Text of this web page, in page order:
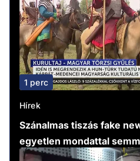
1 perc
Hírek
Szánalmas tiszás fake
egyetlen mondattal